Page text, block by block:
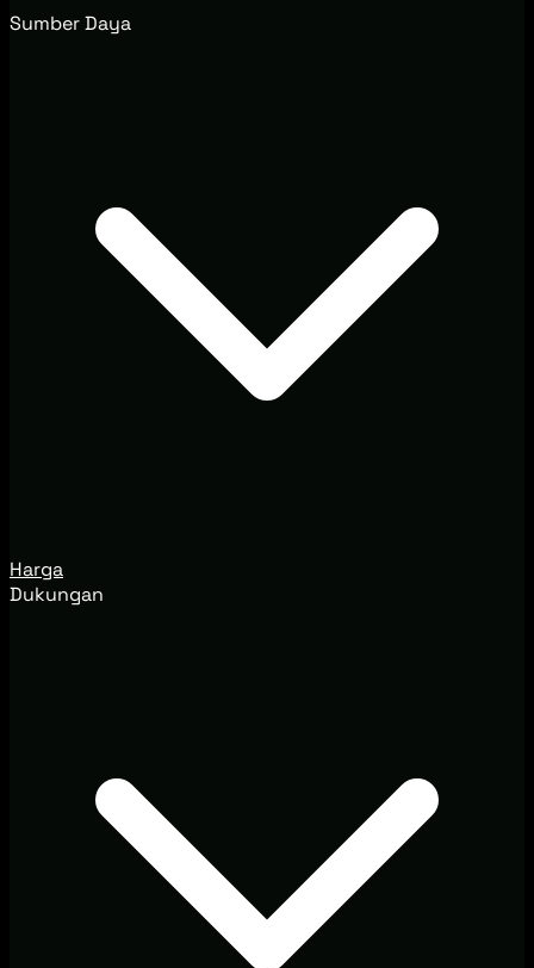
Sumber Daya
Harga
Dukungan